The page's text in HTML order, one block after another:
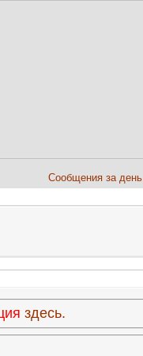
Сообщения за день
здесь.